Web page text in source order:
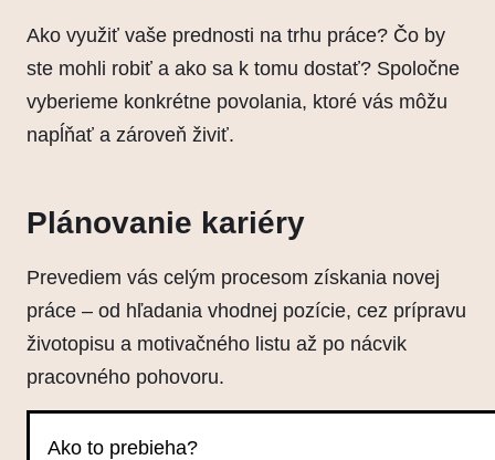
Ako využiť vaše prednosti na trhu práce? Čo by
ste mohli robiť a ako sa k tomu dostať? Spoločne
vyberieme konkrétne povolania, ktoré vás môžu
napĺňať a zároveň živiť.
Plánovanie kariéry
Prevediem vás celým procesom získania novej
práce – od hľadania vhodnej pozície, cez prípravu
životopisu a motivačného listu až po nácvik
pracovného pohovoru.
Ako to prebieha?